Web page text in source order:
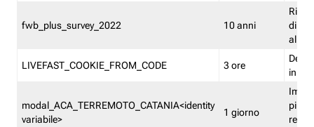
fwb_plus_survey_2022 10 anni
di
LIVEFAST_COOKIE_FROM_CODE 3 ore
in
modal_ACA_TERREMOTO_CATANIA<identity
variabile>
1 giorno
più